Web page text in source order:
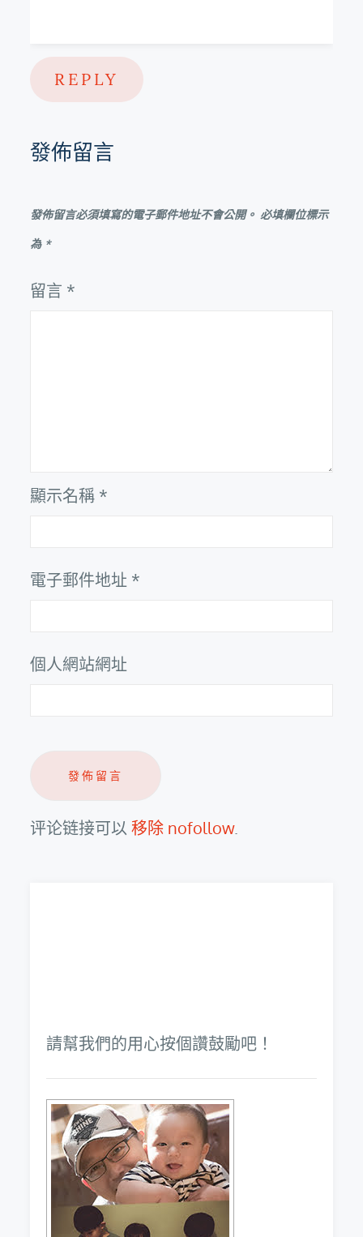
REPLY
發佈留言
發佈留言必須填寫的電子郵件地址不會公開。 必填欄位標示
為 *
留言 *
顯示名稱 *
電子郵件地址 *
個人網站網址
评论链接可以移除 nofollow.
請幫我們的用心按個讚鼓勵吧！